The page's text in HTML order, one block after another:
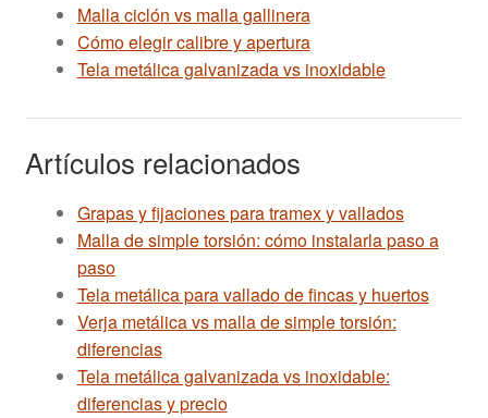
Malla ciclón vs malla gallinera
Cómo elegir calibre y apertura
Tela metálica galvanizada vs inoxidable
Artículos relacionados
Grapas y fijaciones para tramex y vallados
Malla de simple torsión: cómo instalarla paso a
paso
Tela metálica para vallado de fincas y huertos
Verja metálica vs malla de simple torsión:
diferencias
Tela metálica galvanizada vs inoxidable:
diferencias y precio